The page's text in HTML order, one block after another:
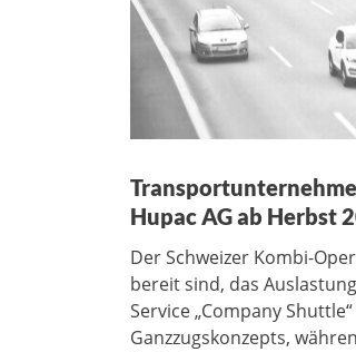
Hupac AG ab Herbst
Der Schweizer Kombi-
bereit sind, das
Service „Company
Ganzzugskonzepts,